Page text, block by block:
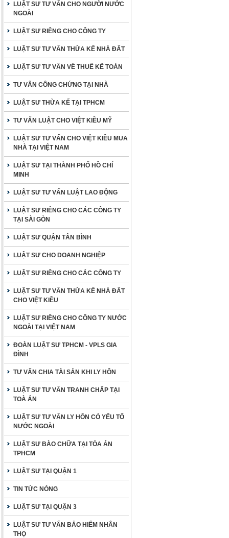
LUẬT SƯ TƯ VẤN CHO NGƯỜI NƯỚC
NGOÀI
LUẬT SƯ RIÊNG CHO CÔNG TY
LUẬT SƯ TƯ VẤN THỪA KẾ NHÀ ĐẤT
LUẬT SƯ TƯ VẤN VỀ THUẾ KẾ TOÁN
TƯ VẤN CÔNG CHỨNG TẠI NHÀ
LUẬT SƯ THỪA KẾ TẠI TPHCM
TƯ VẤN LUẬT CHO VIỆT KIỀU MỸ
LUẬT SƯ TƯ VẤN CHO VIỆT KIỀU MUA
NHÀ TẠI VIỆT NAM
LUẬT SƯ TẠI THÀNH PHỐ HỒ CHÍ
MINH
LUẬT SƯ TƯ VẤN LUẬT LAO ĐỘNG
LUẬT SƯ RIÊNG CHO CÁC CÔNG TY
TẠI SÀI GÒN
LUẬT SƯ QUẬN TÂN BÌNH
LUẬT SƯ CHO DOANH NGHIỆP
LUẬT SƯ RIÊNG CHO CÁC CÔNG TY
LUẬT SƯ TƯ VẤN THỪA KẾ NHÀ ĐẤT
CHO VIỆT KIỀU
LUẬT SƯ RIÊNG CHO CÔNG TY NƯỚC
NGOÀI TẠI VIỆT NAM
ĐOÀN LUẬT SƯ TPHCM - VPLS GIA
ĐÌNH
TƯ VẤN CHIA TÀI SẢN KHI LY HÔN
LUẬT SƯ TƯ VẤN TRANH CHẤP TẠI
TOÀ ÁN
LUẬT SƯ TƯ VẤN LY HÔN CÓ YẾU TỐ
NƯỚC NGOÀI
LUẬT SƯ BÀO CHỮA TẠI TÒA ÁN
TPHCM
LUẬT SƯ TẠI QUẬN 1
TIN TỨC NÓNG
LUẬT SƯ TẠI QUẬN 3
LUẬT SƯ TƯ VẤN BẢO HIỂM NHÂN
THỌ